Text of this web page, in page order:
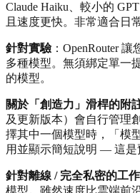
Claude Haiku、較小的
且速度更快。非常適合日
針對實驗：OpenRouter
多種模型。無須綁定單一
的模型。
關於「創造力」滑桿的附
及更新版本）會自行管理
擇其中一個模型時，「模
用並顯示簡短說明 — 這是
針對離線 / 完全私密的工作